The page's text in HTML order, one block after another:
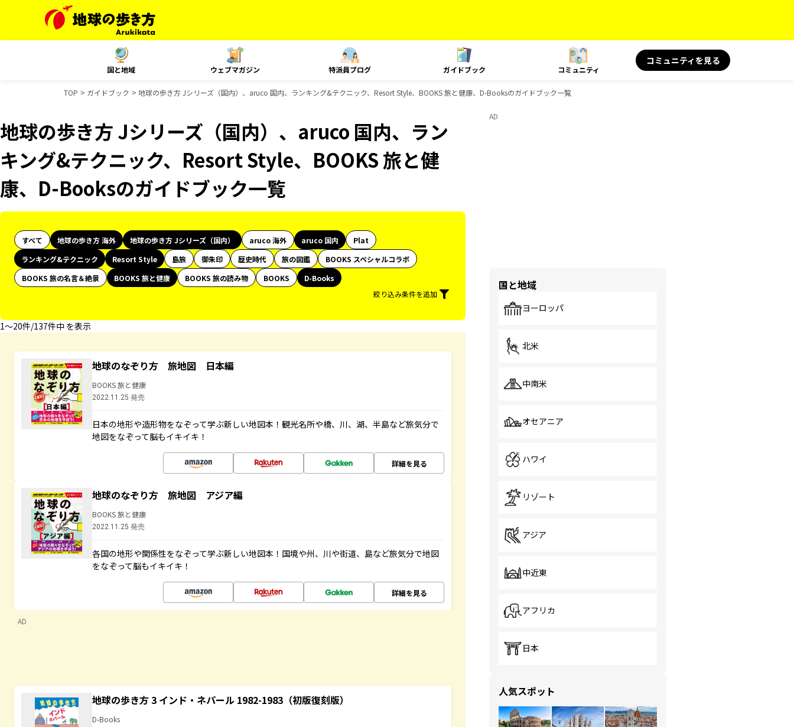
国と地域 ウェブマガジン 特派員ブログ ガイドブック コミュニティ
コミュニティを見る
TOP ガイドブック 地球の歩き方 Jシリーズ（国内）、aruco 国内、ランキング&テクニック、Resort Style、BOOKS 旅と健康、D-Booksのガイドブック一覧
地球の歩き方 Jシリーズ（国内）、aruco 国内、ラン
キング&テクニック、Resort Style、BOOKS 旅と健
康、D-Booksのガイドブック一覧
すべて 地球の歩き方 海外 地球の歩き方 Jシリーズ（国内） aruco 海外 aruco 国内
Plat
ランキング&テクニック
Resort Style 島旅 御朱印 歴史時代 旅の図鑑
BOOKS スペシャルコラボ
BOOKS 旅の名言＆絶景
BOOKS 旅と健康 BOOKS 旅の読み物 BOOKS
D-Books
絞り込み条件を追加
1〜20件/137件中 を表示
地球のなぞり方 旅地図 日本編
BOOKS 旅と健康
2022.11.25 発売
日本の地形や造形物をなぞって学ぶ新しい地図本！観光名所や橋、川、湖、半島など旅気分で
地図をなぞって脳もイキイキ！
詳細を見る
地球のなぞり方 旅地図 アジア編
BOOKS 旅と健康
2022.11.25 発売
各国の地形や関係性をなぞって学ぶ新しい地図本！国境や州、川や街道、島など旅気分で地図
をなぞって脳もイキイキ！
詳細を見る
AD
地球の歩き方 3 インド・ネパール 1982-1983（初版復刻版）
D-Books
AD
国と地域
ヨーロッパ
北米
中南米
オセアニア
ハワイ
リゾート
アジア
中近東
アフリカ
日本
人気スポット